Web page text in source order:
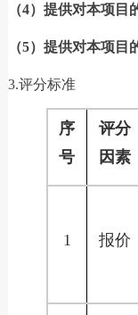
（4）提供对本项目
（5）提供对本项目
3.评分标准
序
号
评分
因素
1 报价